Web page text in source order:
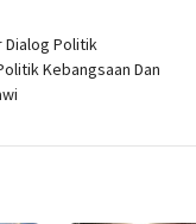
Dialog Politik
Kebangsaan Dan